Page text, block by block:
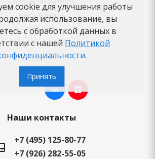
Как заказать
Новости
Вопросы-ответы
Бренды
Наши контакты
+7 (495) 125-80-77
+7 (926) 282-55-05
cookie для улучшения работы
использование, вы
с обработкой данных в
с нашей Политикой
.
Принять